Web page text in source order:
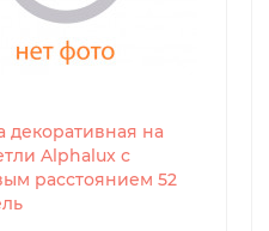
декоративная на
Alphalux с
расстоянием 52